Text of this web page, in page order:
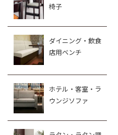
椅子
ダイニング・飲食
店用ベンチ
ホテル・客室・ラ
ウンジソファ